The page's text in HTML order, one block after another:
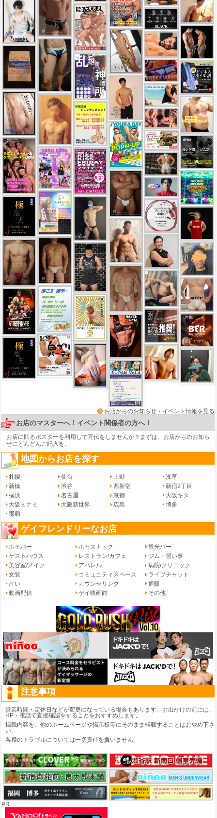
お店からのお知らせ・イベント情報を見る
お店のマスターへ！イベント関係者の方へ！
お店に貼るポスターを利用して宣伝をしませんか？まずは、 お店からのお知ら
せにどんどんご記入を。
地図からお店を探す
札幌 仙台 上野
浅草
新橋
渋谷 西新宿
新宿2丁目
横浜
名古屋 京都
大阪キタ
大阪ミナミ
大阪新世界 広島
博多
那覇
ゲイフレンドリーなお店
ホモバー ホモスナック
観光バー
ゲストハウス
レストラン/カフェ
ジム・習い事
美容室/メイク
アパレル
病院/クリニック
女装
コミュニティスペース
ライブチャット
占い
カウンセリング
通販
動画配信
ゲイ映画館 その他
注意事項
営業時間・定休日などが変更になっている場合もあります。お出かけの前には、
HP・電話で直接確認をすることをおすすめします。
掲載内容を、他のホームページや掲示板等にそのまま転載することはおやめ下さ
い。
各種のトラブルについては一切責任を負いません。
PR